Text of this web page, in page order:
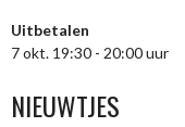
Uitbetalen
7 okt. 19:30 - 20:00 uur
NIEUWTJES